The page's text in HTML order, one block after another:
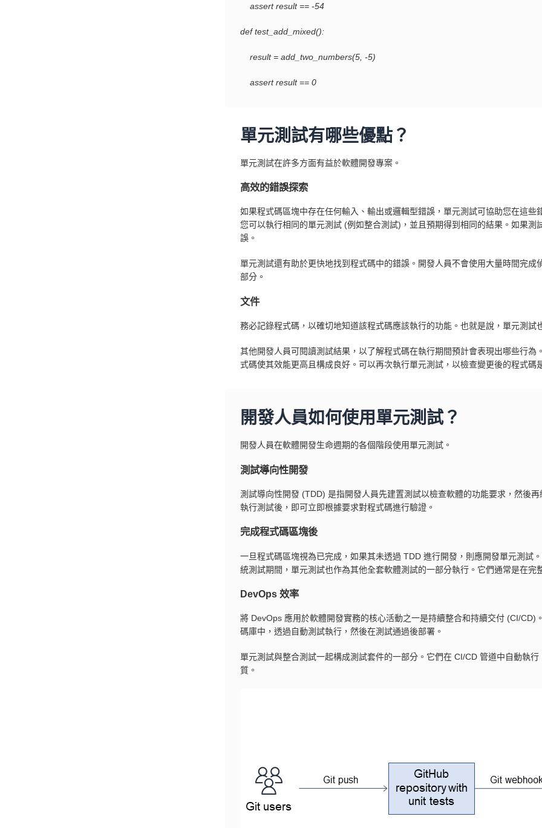
assert result == -54
def test_add_mixed():
result = add_two_numbers(5, -5)
assert result == 0
單元測試有哪些優點？
單元測試在許多方面有益於軟體開發專案。
高效的錯誤探索
如果程式碼區塊中存在任何輸入、輸出或邏輯型錯誤，單元測試可協助您在這些
您可以執行相同的單元測試 (例如整合測試)，並且預期得到相同的結果。如果測
誤。
單元測試還有助於更快地找到程式碼中的錯誤。開發人員不會使用大量時間完
部分。
文件
務必記錄程式碼，以確切地知道該程式碼應該執行的功能。也就是說，單元測試
其他開發人員可閱讀測試結果，以了解程式碼在執行期間預計會表現出哪些行
式碼使其效能更高且構成良好。可以再次執行單元測試，以檢查變更後的程式碼
開發人員如何使用單元測試？
開發人員在軟體開發生命週期的各個階段使用單元測試。
測試導向性開發
測試導向性開發 (TDD) 是指開發人員先建置測試以檢查軟體的功能要求，然後
執行測試後，即可立即根據要求對程式碼進行驗證。
完成程式碼區塊後
一旦程式碼區塊視為已完成，如果其未透過 TDD 進行開發，則應開發單元測試
統測試期間，單元測試也作為其他全套軟體測試的一部分執行。它們通常是在完
DevOps 效率
將 DevOps 應用於軟體開發實務的核心活動之一是持續整合和持續交付 (CI/CD)
碼庫中，透過自動測試執行，然後在測試通過後部署。
單元測試與整合測試一起構成測試套件的一部分。它們在 CI/CD 管道中自動執
質。